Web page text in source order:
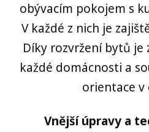
obývacím pokojem s
V každé z nich je
Díky rozvržení bytů
každé domácnosti a
orientace v
Vnější úpravy a